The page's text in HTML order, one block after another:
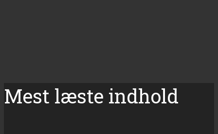
Mest læste indhold